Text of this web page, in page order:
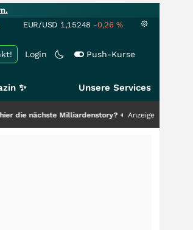
EUR/USD 1,15248 -0,26 %
Login Push-Kurse
✨ Unsere Services
Milliardenstory?+++ Anzeige